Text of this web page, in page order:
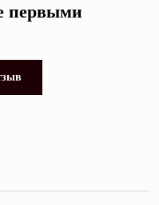
первыми